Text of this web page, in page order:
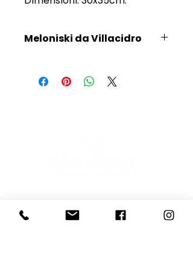
Meloniski da Villacidro